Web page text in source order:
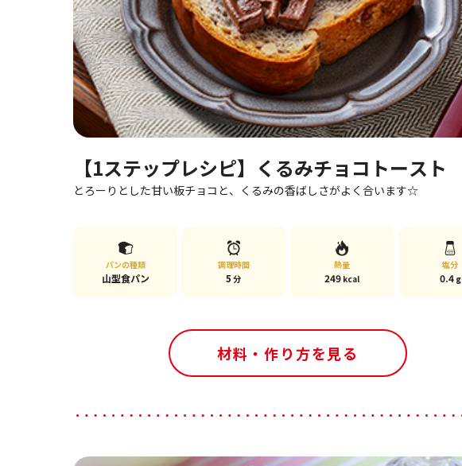
【1ステップレシピ】くるみチョコトースト
とろーりとした甘い板チョコと、くるみの香ばしさがよく合います☆
パンの種類
山型食パン
調理時間
5 分
熱量
249 kcal
塩分
0.4 g
材料・作り方を見る